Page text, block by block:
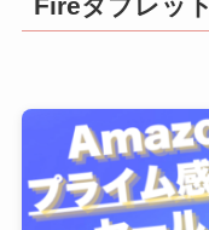
Fireタブレット